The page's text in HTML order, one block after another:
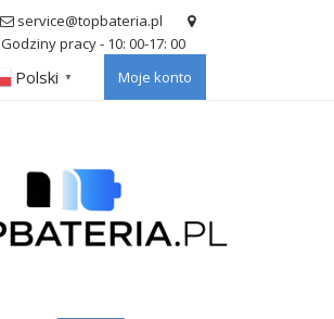
service@topbateria.pl
Godziny pracy - 10: 00-17: 00
Polski ▼ Moje konto